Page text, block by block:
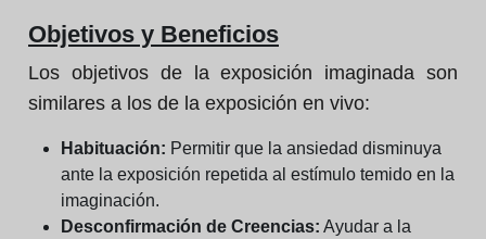
Objetivos y Beneficios
Los objetivos de la exposición imaginada son
similares a los de la exposición en vivo:
Habituación: Permitir que la ansiedad disminuya
ante la exposición repetida al estímulo temido en la
imaginación.
Desconfirmación de Creencias: Ayudar a la